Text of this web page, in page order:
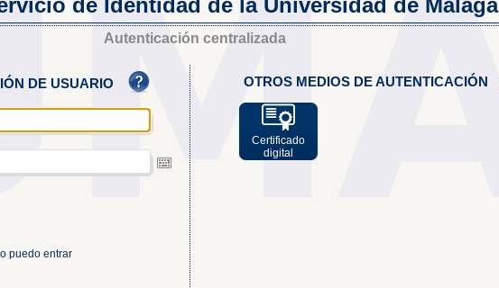
de Identidad de la Universidad de Málaga
Autenticación centralizada
DE USUARIO
puedo entrar
OTROS MEDIOS DE AUTENTICACIÓN
Certificado
digital